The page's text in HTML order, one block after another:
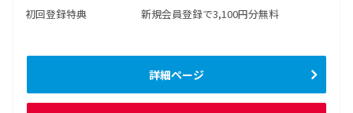
初回登録特典
新規会員登録で3,100円分無料
詳細ページ